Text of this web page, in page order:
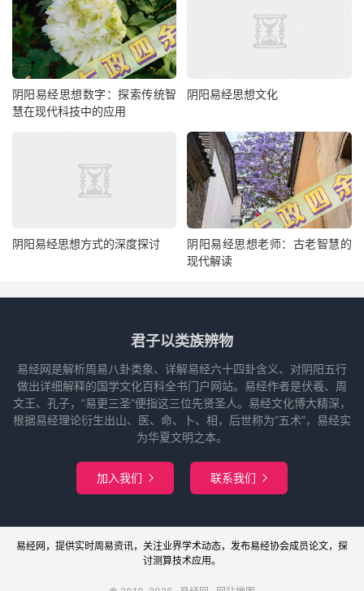
阴阳易经思想数字：探索传统智
慧在现代科技中的应用
阴阳易经思想文化
阴阳易经思想方式的深度探讨
阴阳易经思想老师：古老智慧的
现代解读
君子以类族辨物
易经网是解析周易八卦类象、详解易经六十四卦含义、对阴阳五行
做出详细解释的国学文化百科全书门户网站。易经作者是伏羲、周
文王、孔子，“易更三圣”便指这三位先贤圣人。易经文化博大精深，
根据易经理论衍生出山、医、命、卜、相，后世称为“五术”，易经实
为华夏文明之本。
加入我们  联系我们 
易经网 ，提供实时周易资讯，关注业界学术动态，发布易经协会成员论文，探
讨测算技术应用。